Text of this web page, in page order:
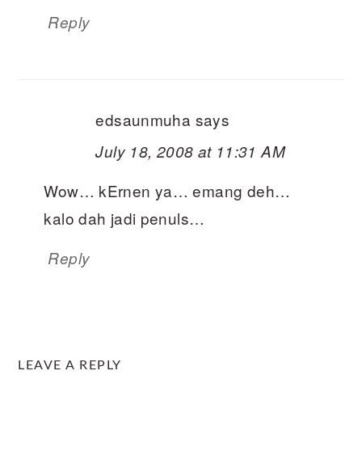
Reply
edsaunmuha says
July 18, 2008 at 11:31 AM
Wow… kErnen ya… emang deh…
kalo dah jadi penuls…
Reply
LEAVE A REPLY